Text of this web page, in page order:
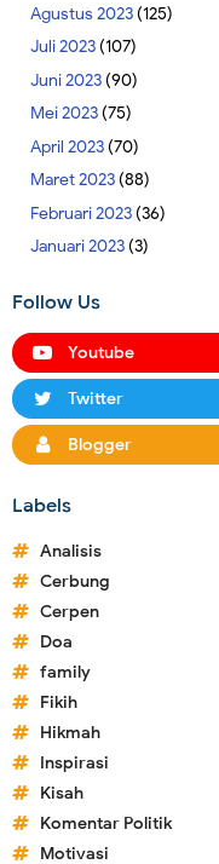
Agustus 2023(125)
Juli 2023(107)
Juni 2023(90)
Mei 2023(75)
April 2023(70)
Maret 2023(88)
Februari 2023(36)
Januari 2023(3)
Follow Us
Youtube
Twitter
Blogger
Labels
Analisis
Cerbung
Cerpen
Doa
family
Fikih
Hikmah
Inspirasi
Kisah
Komentar Politik
Motivasi